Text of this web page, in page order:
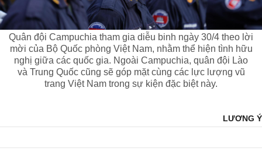
Quân đội Campuchia tham gia diễu binh ngày 30/4 theo lời
mời của Bộ Quốc phòng Việt Nam, nhằm thể hiện tình hữu
nghị giữa các quốc gia. Ngoài Campuchia, quân đội Lào
và Trung Quốc cũng sẽ góp mặt cùng các lực lượng vũ
trang Việt Nam trong sự kiện đặc biệt này.
LƯƠNG Ý